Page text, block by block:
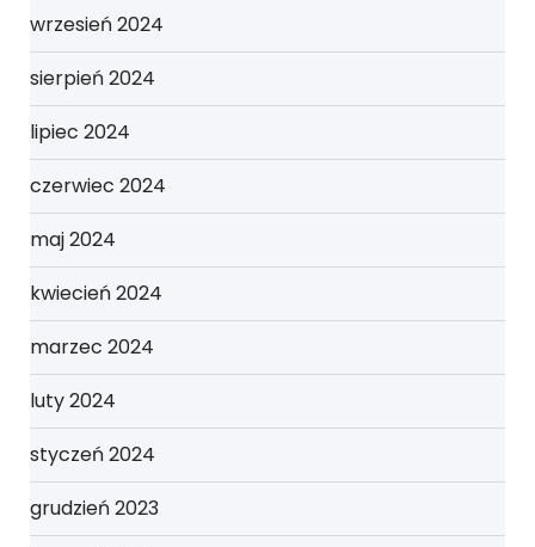
wrzesień 2024
sierpień 2024
lipiec 2024
czerwiec 2024
maj 2024
kwiecień 2024
marzec 2024
luty 2024
styczeń 2024
grudzień 2023